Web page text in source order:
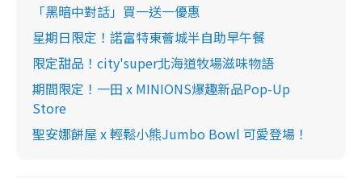
「黑暗中對話」買一送一優惠
星期日限定！諾富特東薈城半自助早午餐
限定甜品！city'super北海道牧場滋味物語
期間限定！一田 x MINIONS爆趣新品Pop-Up
Store
聖安娜餅屋 x 輕鬆小熊Jumbo Bowl 可愛登場！